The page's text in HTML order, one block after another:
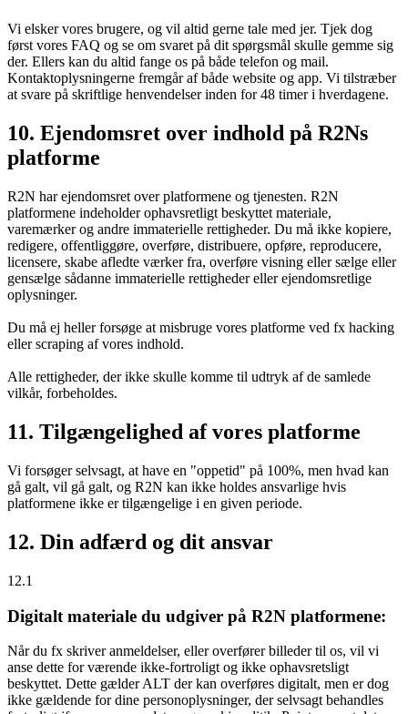
Vi elsker vores brugere, og vil altid gerne tale med jer. Tjek dog
først vores FAQ og se om svaret på dit spørgsmål skulle gemme sig
der. Ellers kan du altid fange os på både telefon og mail.
Kontaktoplysningerne fremgår af både website og app. Vi tilstræber
at svare på skriftlige henvendelser inden for 48 timer i hverdagene.
10. Ejendomsret over indhold på R2Ns
platforme
R2N har ejendomsret over platformene og tjenesten. R2N
platformene indeholder ophavsretligt beskyttet materiale,
varemærker og andre immaterielle rettigheder. Du må ikke kopiere,
redigere, offentliggøre, overføre, distribuere, opføre, reproducere,
licensere, skabe afledte værker fra, overføre visning eller sælge eller
gensælge sådanne immaterielle rettigheder eller ejendomsretlige
oplysninger.
Du må ej heller forsøge at misbruge vores platforme ved fx hacking
eller scraping af vores indhold.
Alle rettigheder, der ikke skulle komme til udtryk af de samlede
vilkår, forbeholdes.
11. Tilgængelighed af vores platforme
Vi forsøger selvsagt, at have en "oppetid" på 100%, men hvad kan
gå galt, vil gå galt, og R2N kan ikke holdes ansvarlige hvis
platformene ikke er tilgængelige i en given periode.
12. Din adfærd og dit ansvar
12.1
Digitalt materiale du udgiver på R2N platformene:
Når du fx skriver anmeldelser, eller overfører billeder til os, vil vi
anse dette for værende ikke-fortroligt og ikke ophavsretsligt
beskyttet. Dette gælder ALT der kan overføres digitalt, men er dog
ikke gældende for dine personoplysninger, der selvsagt behandles